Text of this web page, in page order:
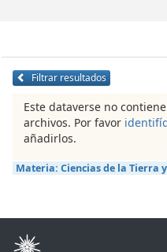
Filtrar resultados
Este dataverse no
archivos. Por favor
añadirlos.
Materia: Ciencias de la Tierra